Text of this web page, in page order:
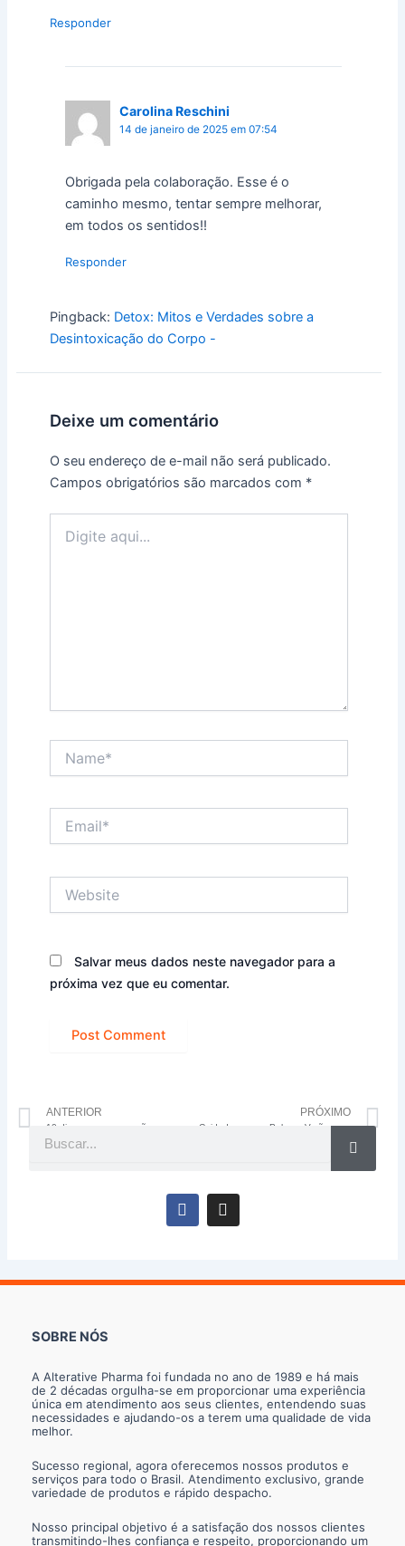
Responder
Carolina Reschini
14 de janeiro de 2025 em 07:54
Obrigada pela colaboração. Esse é o
caminho mesmo, tentar sempre melhorar,
em todos os sentidos!!
Responder
Pingback: Detox: Mitos e Verdades sobre a
Desintoxicação do Corpo -
Deixe um comentário
O seu endereço de e-mail não será publicado.
Campos obrigatórios são marcados com *
aqui...
Salvar meus dados neste navegador para a
próxima vez que eu comentar.
Anterior
ANTERIOR
10 dicas para esse verão
PRÓXIMO
Cuidados com a Pele no Verão: saúde e beleza em foco.
F
a
c
o
I
n
s
g
SOBRE NÓS
A Alterative Pharma foi fundada no ano de 1989 e há mais
de 2 décadas orgulha-se em proporcionar uma experiência
única em atendimento aos seus clientes, entendendo suas
necessidades e ajudando-os a terem uma qualidade de vida
melhor.
Sucesso regional, agora oferecemos nossos produtos e
serviços para todo o Brasil. Atendimento exclusivo, grande
variedade de produtos e rápido despacho.
Nosso principal objetivo é a satisfação dos nossos clientes
transmitindo-lhes confiança e respeito, proporcionando um